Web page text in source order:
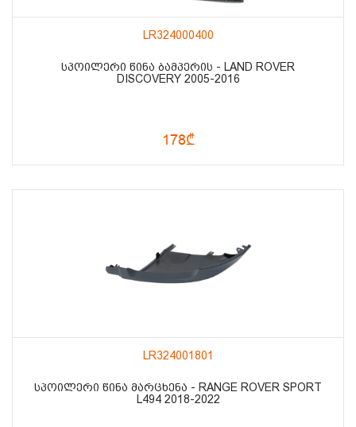
LR324000400
ᲡᲞᲝᲘᲚᲔᲠᲘ ᲬᲘᲜᲐ ᲑᲐᲛᲞᲔᲠᲘᲡ - LAND ROVER
DISCOVERY 2005-2016
178₾
LR324001801
ᲡᲞᲝᲘᲚᲔᲠᲘ ᲬᲘᲜᲐ ᲛᲐᲠᲪᲮᲔᲜᲐ - RANGE ROVER SPORT
L494 2018-2022